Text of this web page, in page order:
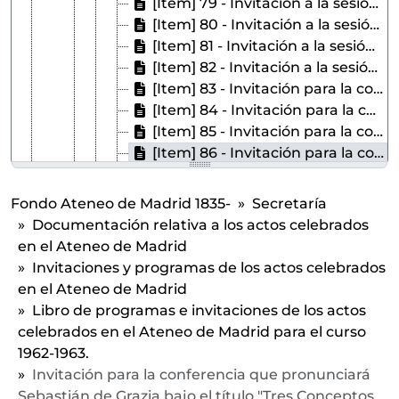
[Item] 80 - Invitación a la sesión de poesía en la que Luis Augusto Arcay dará a conocer una selección de sus poemas inéditos celebrada el 14 de junio del 1963 auspiciada por el Aula de Poesía.
[Item] 81 - Invitación a la sesión de poesía en la que José Gerardo Manrique de Lara dará a conocer una selección de sus poemas inéditos celebrada el 14 de junio del 1963 auspiciada por el Aula de Poesía.
[Item] 82 - Invitación a la sesión de poesía en la que Óscar Echeverri dará a conocer una selección de sus poemas inéditos celebrada el 28 de junio del 1963 auspiciada por el Aula de Poesía.
[Item] 83 - Invitación para la conferencia que pronunciará Valentín Andrés Álvarez sobre el tema "Apogeo, decadencia y renacimiento del liberalismo" celebrada el 26 de noviembre del 1962 en el Salón de Actos
[Item] 84 - Invitación para la conferencia que pronunciará Samuel R. Quiñones sobre el tema "Puerto Rico y la cultura hispánica" celebrada el 14 de diciembre del 1962 en el Salón de Actos
[Item] 85 - Invitación para la conferencia que pronunciará Salma Haffar de Kuzbari bajo el patrocinio del ministro de información y turismo sobre el tema "La mujer árabe" celebrada el 18 de febrero del 1963 en el Salón de Actos
[Item] 86 - Invitación para la conferencia que pronunciará Sebastián de Grazia bajo el título "Tres Conceptos antiguos en el mundo moderno" celebrada el 11 de marzo del 1963 en el Aula Pequeña
[Item] 87 - Invitación para la conferencia que pronunciará Juliana Sumiko Kawashima bajo el título "El problema de la angustia en la juventud japonesa de hoy" celebrada el 21 de marzo del 1963 en el Salón de Actos
[Item] 88 - Invitación para la conferencia que pronunciará Wolfgang Cramer bajo el título "Preuves inconnues de l'existence de dieu" celebrada el 22 de marzo del 1963 en el Aula Pequeña
[Item] 89 - Invitación para el acto académico en homenaje a Santa Teresa de Jesús celebrado el 3 de mayo de 1963 con motivo del IV Centenario de la reforma del Carmelo .
[Item] 90 - Invitación para el ciclo de problemas teatrales que se desarrollará entre el 3 y 17 de mayo de 1963 en el Aula Pequeña
[Item] 91 - Invitación para la conferencia que pronunciará Emiliano de Aguirre, S. I. bajo el título "El río más sabio: el Nilo, archivo excepcional de cultura" celebrada el 10 de mayo del 1963 en el Aula Pequeña
[Item] 92 - Invitación para la conferencia que pronunciará Rof Carballo bajo el título "Herencia y ambiente en la medicina actual" celebrada el 11 de mayo del 1963
[Item] 93 - Invitación para la conferencia que pronunciará Francisco Yelamos Romera bajo el título "La esmeralda, gema sagrada del antiguo racional" l" celebrada el 11 de mayo del 1963
[Item] 94 - Invitación para la conferencia que pronunciará Federico Carlos Sainz de Robles bajo el título "El "otro" Galdós en el "otro" Madrid" o "Uno de los cuatro grandes - no madrileños - de Madrid" celebrada el 30 de mayo del 1963
[Item] 95 - Invitación para la conferencia que pronunciará M. Jean A. Carpentier bajo el título "Confusionismo de Derecho en la Era Atómica" celebrada el 13 de noviembre de 1962
[Item] 96 - Invitación para la conferencia que pronunciará Robert Speaight bajo el título "Shakespeare in the Theatre" celebrada el 14 de noviembre de 1962 en el Aula Pequeña
[Item] 97 - Invitación para la conferencia que pronunciará Martín Almagro Bash bajo el título "La participación española en la campaña internacional de Nubia" celebrada el 3 de diciembre de 1962 en el Aula Pequeña
Fondo Ateneo de Madrid 1835-
Secretaría
Documentación relativa a los actos celebrados
en el Ateneo de Madrid
Invitaciones y programas de los actos celebrados
en el Ateneo de Madrid
Libro de programas e invitaciones de los actos
celebrados en el Ateneo de Madrid para el curso
1962-1963.
Invitación para la conferencia que pronunciará